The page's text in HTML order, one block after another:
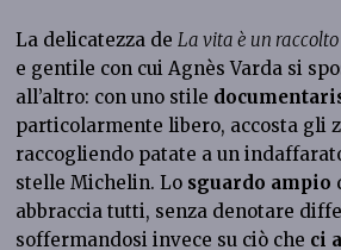
La delicatezza de La vita è un raccolto
e gentile con cui Agnès Varda si
all’altro: con uno stile
particolarmente libero, accosta gli
raccogliendo patate a un
stelle Michelin. Lo sguardo ampio
abbraccia tutti, senza denotare
soffermandosi invece su ciò che ci